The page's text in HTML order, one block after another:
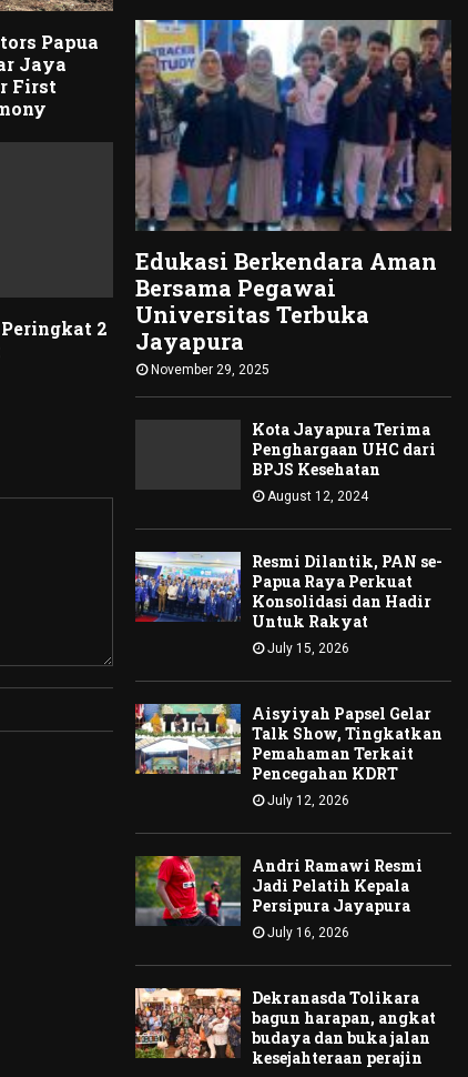
Papua
Jaya
First
2
Edukasi Berkendara Aman
Bersama Pegawai
Universitas Terbuka
Jayapura
November 29, 2025
Kota Jayapura Terima
Penghargaan UHC dari
BPJS Kesehatan
August 12, 2024
Resmi Dilantik, PAN se-
Papua Raya Perkuat
Konsolidasi dan Hadir
Untuk Rakyat
July 15, 2026
Aisyiyah Papsel Gelar
Talk Show, Tingkatkan
Pemahaman Terkait
Pencegahan KDRT
July 12, 2026
Andri Ramawi Resmi
Jadi Pelatih Kepala
Persipura Jayapura
July 16, 2026
Dekranasda Tolikara
bagun harapan, angkat
budaya dan buka jalan
kesejahteraan perajin